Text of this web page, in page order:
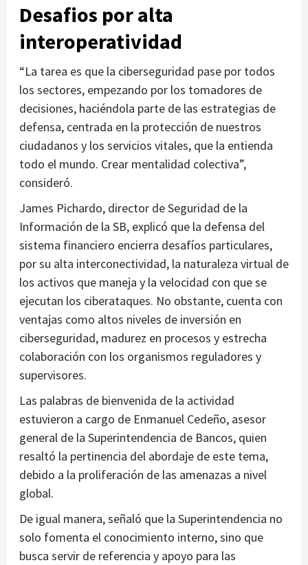
Desafios por alta
interoperatividad
“La tarea es que la ciberseguridad pase por todos
los sectores, empezando por los tomadores de
decisiones, haciéndola parte de las estrategias de
defensa, centrada en la protección de nuestros
ciudadanos y los servicios vitales, que la entienda
todo el mundo. Crear mentalidad colectiva”,
consideró.
James Pichardo, director de Seguridad de la
Información de la SB, explicó que la defensa del
sistema financiero encierra desafíos particulares,
por su alta interconectividad, la naturaleza virtual de
los activos que maneja y la velocidad con que se
ejecutan los ciberataques. No obstante, cuenta con
ventajas como altos niveles de inversión en
ciberseguridad, madurez en procesos y estrecha
colaboración con los organismos reguladores y
supervisores.
Las palabras de bienvenida de la actividad
estuvieron a cargo de Enmanuel Cedeño, asesor
general de la Superintendencia de Bancos, quien
resaltó la pertinencia del abordaje de este tema,
debido a la proliferación de las amenazas a nivel
global.
De igual manera, señaló que la Superintendencia no
solo fomenta el conocimiento interno, sino que
busca servir de referencia y apoyo para las